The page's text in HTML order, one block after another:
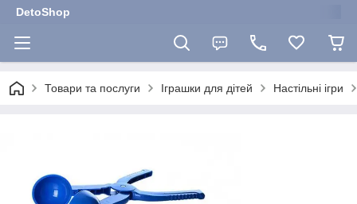
DetoShop
Товари та послуги Іграшки для дітей Настільні ігри